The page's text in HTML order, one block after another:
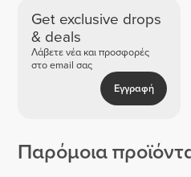
Get exclusive drops
& deals
Λάβετε νέα και προσφορές
στο email σας
Εγγραφή
Παρόμοια